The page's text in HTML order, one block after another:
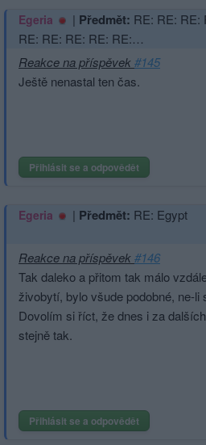
Egeria | Předmět: RE: RE: RE:
RE: RE: RE: RE: RE:…
Reakce na příspěvek#145
Ještě nenastal ten čas.
Přihlásit se a odpovědět
Egeria | Předmět: RE: Egypt
Reakce na příspěvek#146
Tak daleko a přitom tak málo
živobytí, bylo všude podobné, ne-li
Dovolím si říct, že dnes i za
stejně tak.
Přihlásit se a odpovědět